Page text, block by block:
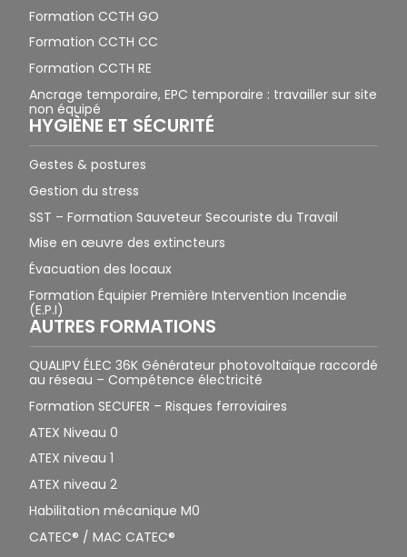
Formation CCTH GO
Formation CCTH CC
Formation CCTH RE
Ancrage temporaire, EPC temporaire : travailler sur site
non équipé
HYGIÈNE ET SÉCURITÉ
Gestes & postures
Gestion du stress
SST – Formation Sauveteur Secouriste du Travail
Mise en œuvre des extincteurs
Évacuation des locaux
Formation Équipier Première Intervention Incendie
(E.P.I)
AUTRES FORMATIONS
QUALIPV ÉLEC 36K Générateur photovoltaïque raccordé
au réseau – Compétence électricité
Formation SECUFER – Risques ferroviaires
ATEX Niveau 0
ATEX niveau 1
ATEX niveau 2
Habilitation mécanique M0
CATEC® / MAC CATEC®